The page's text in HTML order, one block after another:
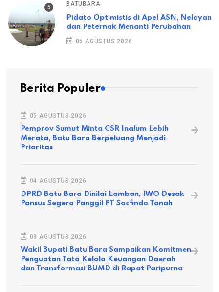
BATUBARA
Pidato Optimistis di Apel ASN, Nelayan
dan Peternak Menanti Perubahan
05 AGUSTUS 2026
Berita Populer
05 AGUSTUS 2026
Pemprov Sumut Minta CSR Inalum Lebih
Merata, Batu Bara Berpeluang Menjadi
Prioritas
04 AGUSTUS 2026
DPRD Batu Bara Dinilai Lamban, IWO Desak
Pansus Segera Panggil PT Socfindo Tanah
03 AGUSTUS 2026
Wakil Bupati Batu Bara Sampaikan Komitmen
Penguatan Tata Kelola Keuangan Daerah
dan Transformasi BUMD di Rapat Paripurna